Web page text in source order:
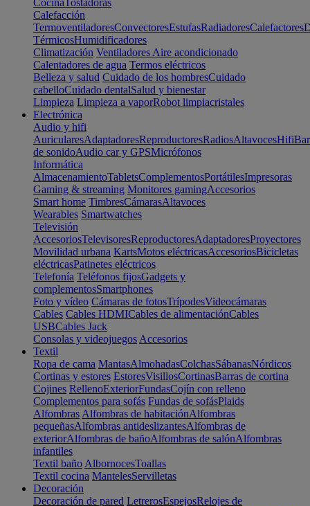
CocinaTostadoras
Calefacción
TermoventiladoresConvectoresEstufasRadiadoresCalefactores
TérmicosHumidificadores
Climatización Ventiladores Aire acondicionado
Calentadores de agua Termos eléctricos
Belleza y salud Cuidado de los hombresCuidado
cabelloCuidado dentalSalud y bienestar
Limpieza Limpieza a vaporRobot limpiacristales
Electrónica
Audio y hifi
AuricularesAdaptadoresReproductoresRadiosAltavocesHifi
de sonidoAudio car y GPSMicrófonos
Informática
AlmacenamientoTabletsComplementosPortátilesImpresoras
Gaming & streaming Monitores gamingAccesorios
Smart home TimbresCámarasAltavoces
Wearables Smartwatches
Televisión
AccesoriosTelevisoresReproductoresAdaptadoresProyectores
Movilidad urbana KartsMotos eléctricasAccesoriosBicicletas
eléctricasPatinetes eléctricos
Telefonía Teléfonos fijosGadgets y
complementosSmartphones
Foto y vídeo Cámaras de fotosTrípodesVideocámaras
Cables Cables HDMICables de alimentaciónCables
USBCables Jack
Consolas y videojuegos Accesorios
Textil
Ropa de cama MantasAlmohadasColchasSábanasNórdicos
Cortinas y estores EstoresVisillosCortinasBarras de cortina
Cojines RellenoExteriorFundasCojín con relleno
Complementos para sofás Fundas de sofásPlaids
Alfombras Alfombras de habitaciónAlfombras
pequeñasAlfombras antideslizantesAlfombras de
exteriorAlfombras de bañoAlfombras de salónAlfombras
infantiles
Textil baño AlbornocesToallas
Textil cocina MantelesServilletas
Decoración
Decoración de pared LetrerosEspejosRelojes de